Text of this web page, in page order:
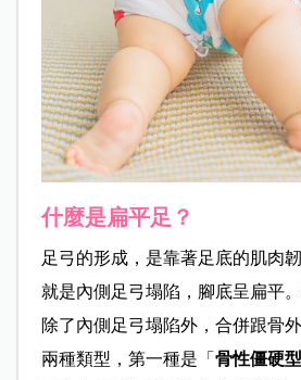
什麼是扁平足？
足弓的形成，是靠著足底的肌肉
就是內側足弓塌陷，腳底呈扁平
除了內側足弓塌陷外，合併跟骨
兩種類型，第一種是「 骨性僵硬型